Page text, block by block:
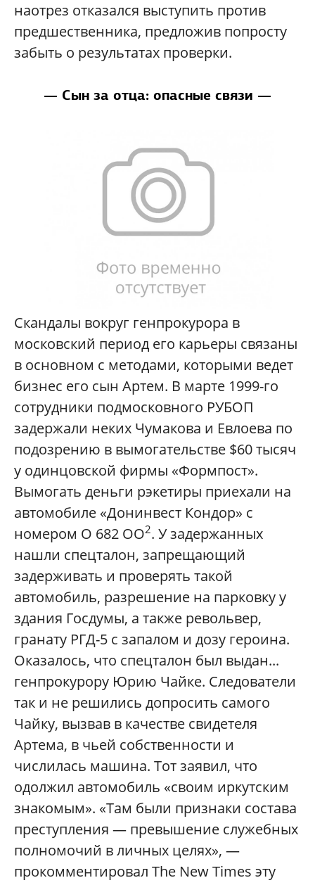
наотрез отказался выступить против
предшественника, предложив попросту
забыть о результатах проверки.
— Сын за отца: опасные связи —
Скандалы вокруг генпрокурора в
московский период его карьеры связаны
в основном с методами, которыми ведет
бизнес его сын Артем. В марте 1999-го
сотрудники подмосковного РУБОП
задержали неких Чумакова и Евлоева по
подозрению в вымогательстве $60 тысяч
у одинцовской фирмы «Формпост».
Вымогать деньги рэкетиры приехали на
автомобиле «Донинвест Кондор» с
номером О 682 ОО2. У задержанных
нашли спецталон, запрещающий
задерживать и проверять такой
автомобиль, разрешение на парковку у
здания Госдумы, а также револьвер,
гранату РГД-5 с запалом и дозу героина.
Оказалось, что спецталон был выдан...
генпрокурору Юрию Чайке. Следователи
так и не решились допросить самого
Чайку, вызвав в качестве свидетеля
Артема, в чьей собственности и
числилась машина. Тот заявил, что
одолжил автомобиль «своим иркутским
знакомым». «Там были признаки состава
преступления — превышение служебных
полномочий в личных целях», —
прокомментировал The New Times эту